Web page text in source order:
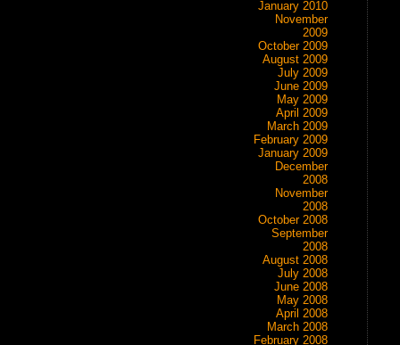
January 2010
November
2009
October 2009
August 2009
July 2009
June 2009
May 2009
April 2009
March 2009
February 2009
January 2009
December
2008
November
2008
October 2008
September
2008
August 2008
July 2008
June 2008
May 2008
April 2008
March 2008
February 2008